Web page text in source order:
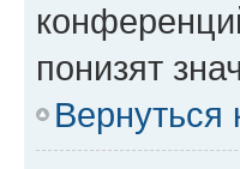
понизят
Вернуться